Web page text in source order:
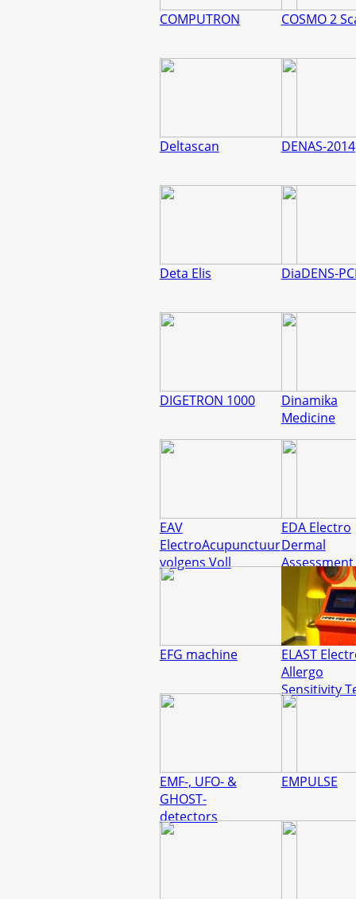
COMPUTRON COSMO 2
Deltascan DENAS-2014
Deta Elis DiaDENS-
DIGETRON 1000
Dinamika
Medicine
EAV
ElectroAcupunctuur
volgens Voll
EDA Electro
Dermal
Assessment
EFG machine
ELAST
Allergo
Sensitivity
EMF-, UFO- &
GHOST-
detectors
EMPULSE